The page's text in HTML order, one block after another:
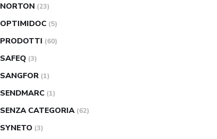
NORTON (23)
OPTIMIDOC (5)
PRODOTTI (60)
SAFEQ (3)
SANGFOR (1)
SENDMARC (1)
SENZA CATEGORIA (62)
SYNETO (3)